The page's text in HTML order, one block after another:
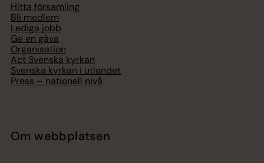
Hitta församling
Bli medlem
Lediga jobb
Ge en gåva
Organisation
Act Svenska kyrkan
Svenska kyrkan i utlandet
Press – nationell nivå
Om webbplatsen